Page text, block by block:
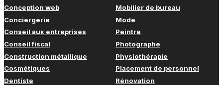
Conception web
Conciergerie
Conseil aux entreprises
Conseil fiscal
Construction métallique
Cosmétiques
Dentiste
Mobilier de bureau
Mode
Peintre
Photographe
Physiothérapie
Placement de personnel
Rénovation